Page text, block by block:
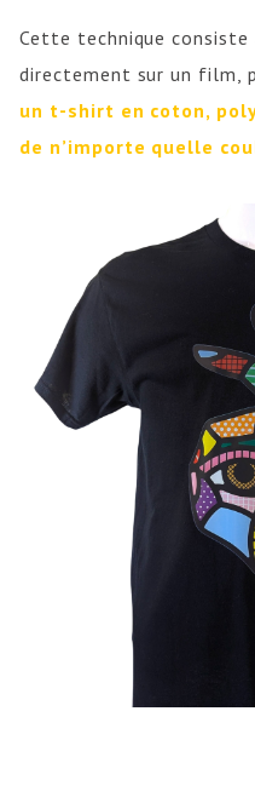
Cette technique
directement sur un film,
un t-shirt en coton,
de n’importe quelle